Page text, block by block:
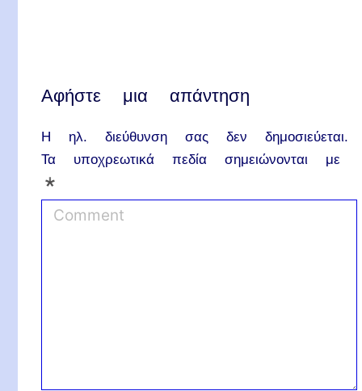
Αφήστε μια απάντηση
Η ηλ. διεύθυνση σας δεν δημοσιεύεται.
Τα υποχρεωτικά πεδία σημειώνονται με
*